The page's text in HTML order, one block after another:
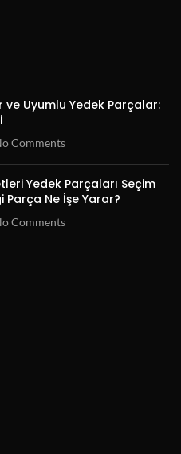
ve Uyumlu Yedek Parçalar:
Comments
Yedek Parçaları Seçim
Parça Ne İşe Yarar?
Comments